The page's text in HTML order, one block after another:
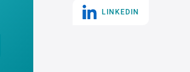
LINKEDIN